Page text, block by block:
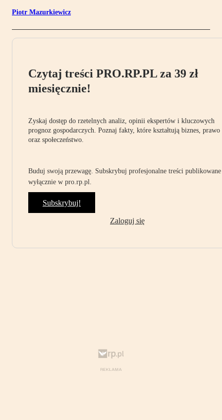
Piotr Mazurkiewicz
Czytaj treści PRO.RP.PL za 39 zł
miesięcznie!
Zyskaj dostęp do rzetelnych analiz, opinii ekspertów i kluczowych
prognoz gospodarczych. Poznaj fakty, które kształtują biznes, prawo
oraz społeczeństwo.
Buduj swoją przewagę. Subskrybuj profesjonalne treści publikowane
wyłącznie w pro.rp.pl.
Subskrybuj!
Zaloguj się